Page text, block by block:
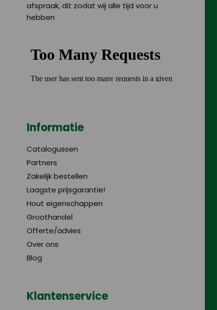
afspraak, dit zodat wij alle tijd voor u
hebben
Informatie
Catalogussen
Partners
Zakelijk bestellen
Laagste prijsgarantie!
Hout eigenschappen
Groothandel
Offerte/advies
Over ons
Blog
Klantenservice